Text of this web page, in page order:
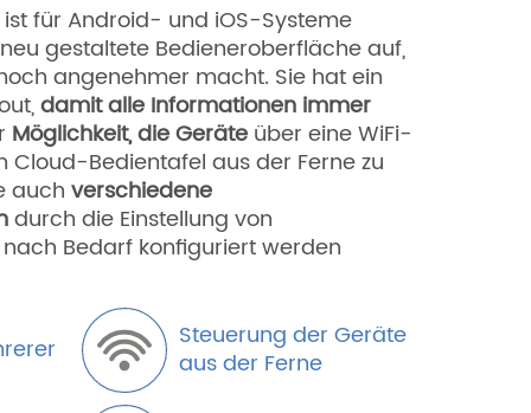
für Android- und iOS-Systeme
gestaltete Bedieneroberfläche auf,
angenehmer macht. Sie hat ein
damit alle Informationen immer
Möglichkeit, die Geräte über eine WiFi-
Cloud-Bedientafel aus der Ferne zu
auch verschiedene
durch die Einstellung von
Bedarf konfiguriert werden
Steuerung der Geräte
aus der Ferne